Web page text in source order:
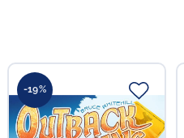
-19%